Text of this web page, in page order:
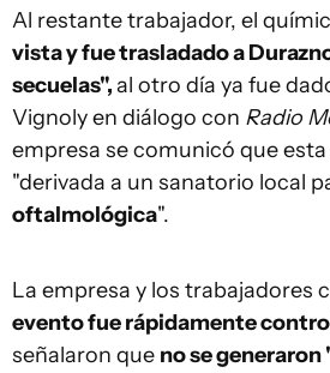
Al restante trabajador, el
vista y fue trasladado a
secuelas",al otro día ya fue
Vignoly en diálogo con Radio
empresa se comunicó que
"derivada a un sanatorio local
oftalmológica".
La empresa y los trabajadores
evento fue rápidamente
señalaron que no se